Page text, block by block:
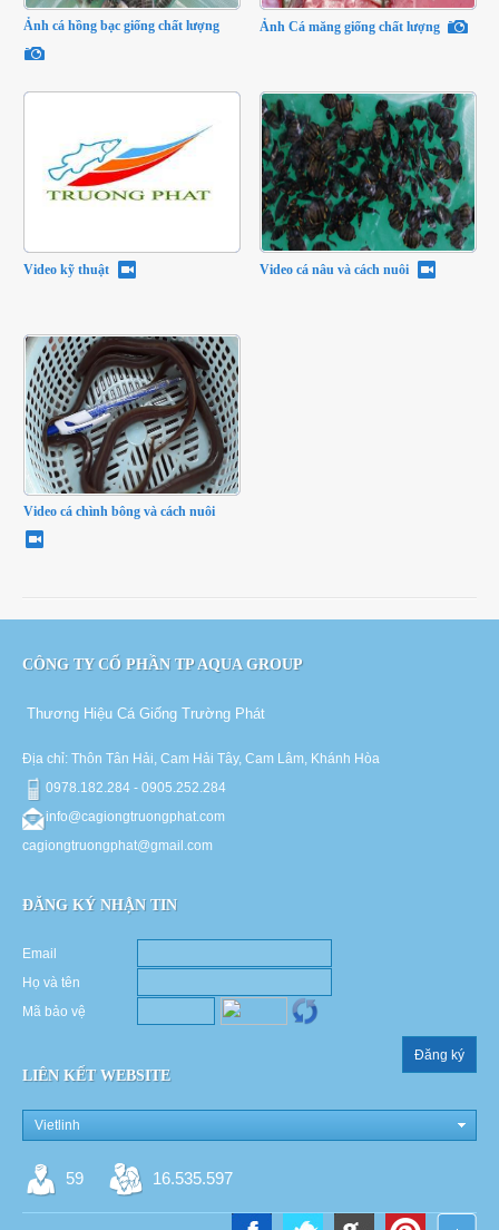
Ảnh cá hồng bạc giống chất lượng Ảnh Cá măng giống chất lượng
Video kỹ thuật Video cá nâu và cách nuôi
Video cá chình bông và cách nuôi
CÔNG TY CỔ PHẦN TP AQUA GROUP
Thương Hiệu Cá Giống Trường Phát
Địa chỉ: Thôn Tân Hải, Cam Hải Tây, Cam Lâm, Khánh Hòa
0978.182.284 - 0905.252.284
info@cagiongtruongphat.com
cagiongtruongphat@gmail.com
ĐĂNG KÝ NHẬN TIN
Email
Họ và tên
Mã bảo vệ
Đăng ký
LIÊN KẾT WEBSITE
Vietlinh
59 16.535.597